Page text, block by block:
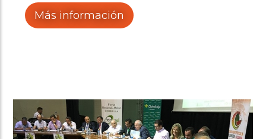
hasta el próximo sábado 30 de julio. Un
evento que ha contado con el apoyo del
Más información